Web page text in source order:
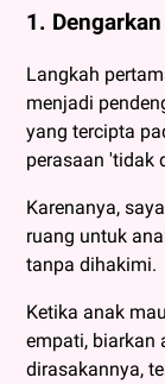
1.
Langkah
menjadi
yang tercipta
perasaan 'tidak
Karenanya,
ruang untuk
tanpa dihakimi.
Ketika anak
empati, biarkan
dirasakannya,